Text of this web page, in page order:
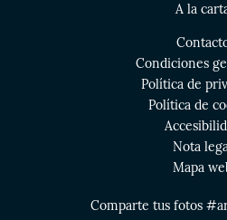
A la
Condiciones
Política de
Política de
Nota
Mapa
Comparte tus fotos